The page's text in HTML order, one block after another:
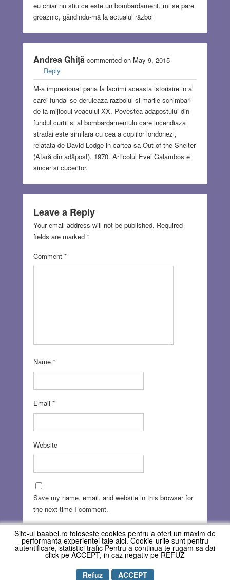
eu chiar nu știu ce este un bombardament, mi se pare
groaznic, gândindu-mă la actualul război
Andrea Ghiţăcommented on May 9, 2015
Reply
M-a impresionat pana la lacrimi aceasta istorisire in al
carei fundal se deruleaza razboiul si marile schimbari
de la mijlocul veacului XX. Povestea adapostului din
fundul curtii si al bombardamentulu care incendiaza
stradai este similara cu cea a copiilor londonezi,
relatata de David Lodge in cartea sa Out of the Shelter
(Afară din adăpost), 1970. Articolul Evei Galambos e
sincer si cuceritor.
Leave a Reply
Your email address will not be published. Required
fields are marked *
Comment *
Name *
Email *
Website
Save my name, email, and website in this browser for
the next time I comment.
Site-ul baabel.ro foloseste cookies pentru a oferi un maxim de
performanta experientei tale aici. Cookie-urile sunt pentru
autentificare, statistici trafic Pentru a continua te rugam sa dai
click pe ACCEPT, in caz negativ pe REFUZ
Refuz
ACCEPT